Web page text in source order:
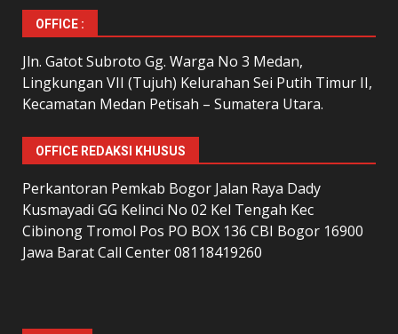
OFFICE :
Jln. Gatot Subroto Gg. Warga No 3 Medan,
Lingkungan VII (Tujuh) Kelurahan Sei Putih Timur II,
Kecamatan Medan Petisah – Sumatera Utara.
OFFICE REDAKSI KHUSUS
Perkantoran Pemkab Bogor Jalan Raya Dady
Kusmayadi GG Kelinci No 02 Kel Tengah Kec
Cibinong Tromol Pos PO BOX 136 CBI Bogor 16900
Jawa Barat Call Center 08118419260